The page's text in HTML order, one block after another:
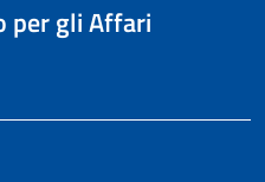
per gli Affari